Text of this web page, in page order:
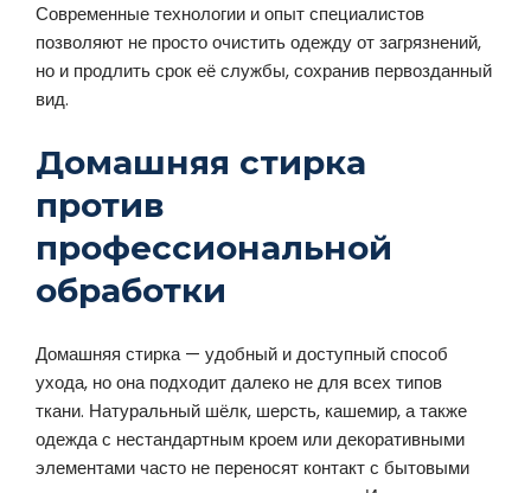
Современные технологии и опыт специалистов
позволяют не просто очистить одежду от загрязнений,
но и продлить срок её службы, сохранив первозданный
вид.
Домашняя стирка
против
профессиональной
обработки
Домашняя стирка — удобный и доступный способ
ухода, но она подходит далеко не для всех типов
ткани. Натуральный шёлк, шерсть, кашемир, а также
одежда с нестандартным кроем или декоративными
элементами часто не переносят контакт с бытовыми